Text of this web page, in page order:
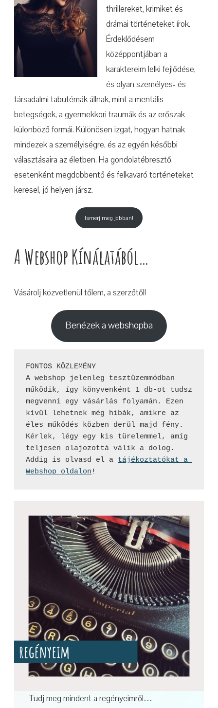
thrillereket, krimiket és
drámai történeteket írok.
Érdeklődésem
középpontjában a
karaktereim lelki fejlődése,
és olyan személyes- és
társadalmi tabutémák állnak, mint a mentális
betegségek, a gyermekkori traumák és az erőszak
különböző formái. Különösen izgat, hogyan hatnak
mindezek a személyiségre, és az egyén későbbi
választásaira az életben. Ha gondolatébresztő,
esetenként megdöbbentő és felkavaró történeteket
keresel, jó helyen jársz.
Ismerj meg jobban!
A Webshop Kínálatából…
Vásárolj közvetlenül tőlem, a szerzőtől!
Benézek a webshopba
FONTOS KÖZLEMÉNY
A webshop jelenleg tesztüzemmódban
működik, így könyvenként 1 db-ot tudsz
megvenni egy vásárlás folyamán. Ezen
kívül lehetnek még hibák, amikre az
éles működés közben derül majd fény.
Kérlek, légy egy kis türelemmel, amíg
teljesen olajozottá válik a dolog.
Addig is olvasd el a tájékoztatókat a
Webshop oldalon !
Tudj meg mindent a regényeimről…